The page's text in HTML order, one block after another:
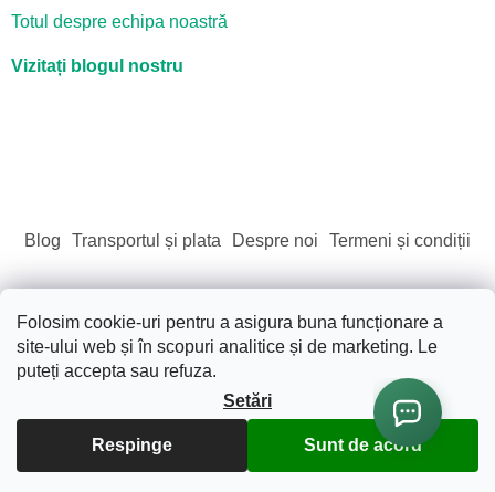
Folosim cookie-uri pentru a asigura buna funcționare a
site-ului web și în scopuri analitice și de marketing. Le
puteți accepta sau refuza.
Setări
Respinge Sunt de acord
Totul despre echipa noastră
Vizitați blogul nostru
Blog Transportul și plata Despre noi Termeni și condiții
Creat de Shoptet
Drepturi de autor 2026Sãnãtate. Frumusete. Natura..
Toate drepturile rezervate.
Editați setările cookie-urilor